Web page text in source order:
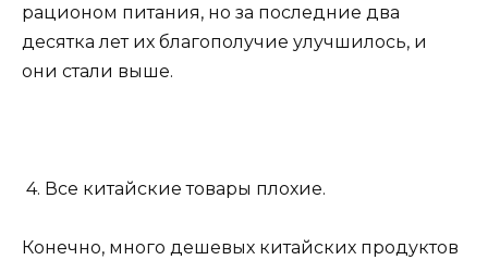
рационом питания, но за последние два
десятка лет их благополучие улучшилось, и
они стали выше.
4. Все китайские товары плохие.
Конечно, много дешевых китайских продуктов